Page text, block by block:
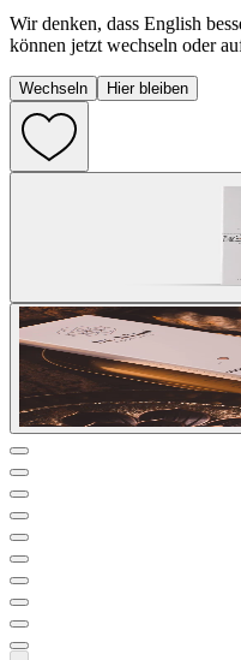
Wir denken, dass English
können jetzt wechseln oder
Wechseln Hier bleiben